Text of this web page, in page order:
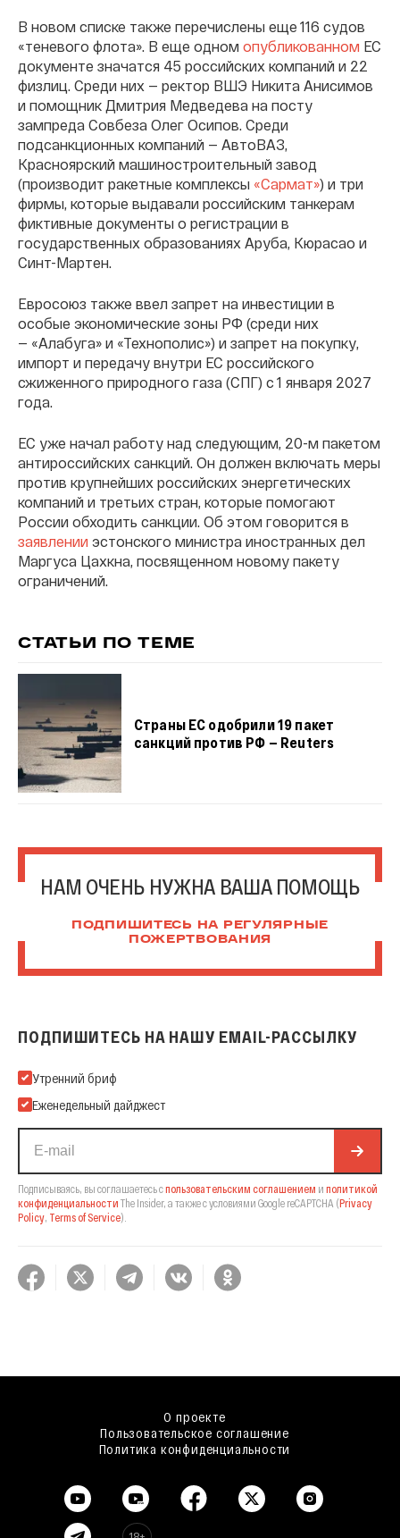
В новом списке также перечислены еще 116 судов
«теневого флота». В еще одном опубликованном ЕС
документе значатся 45 российских компаний и 22
физлиц. Среди них — ректор ВШЭ Никита Анисимов
и помощник Дмитрия Медведева на посту
зампреда Совбеза Олег Осипов. Среди
подсанкционных компаний — АвтоВАЗ,
Красноярский машиностроительный завод
(производит ракетные комплексы «Сармат») и три
фирмы, которые выдавали российским танкерам
фиктивные документы о регистрации в
государственных образованиях Аруба, Кюрасао и
Синт-Мартен.
Евросоюз также ввел запрет на инвестиции в
особые экономические зоны РФ (среди них
— «Алабуга» и «Технополис») и запрет на покупку,
импорт и передачу внутри ЕС российского
сжиженного природного газа (СПГ) с 1 января 2027
года.
ЕС уже начал работу над следующим, 20-м пакетом
антироссийских санкций. Он должен включать меры
против крупнейших российских энергетических
компаний и третьих стран, которые помогают
России обходить санкции. Об этом говорится в
заявлении эстонского министра иностранных дел
Маргуса Цахкна, посвященном новому пакету
ограничений.
СТАТЬИ ПО ТЕМЕ
Страны ЕС одобрили 19 пакет
санкций против РФ — Reuters
НАМ ОЧЕНЬ НУЖНА ВАША ПОМОЩЬ
ПОДПИШИТЕСЬ НА РЕГУЛЯРНЫЕ
ПОЖЕРТВОВАНИЯ
ПОДПИШИТЕСЬ НА НАШУ EMAIL-РАССЫЛКУ
Подпишитесь на нашу Email-рассылку
Утренний бриф
Еженедельный дайджест
Подписываясь, вы соглашаетесь спользовательским соглашением и политикой
конфиденциальности The Insider, а также с условиями Google reCAPTCHA (Privacy
Policy, Terms of Service).
О проекте
Пользовательское соглашение
Политика конфиденциальности